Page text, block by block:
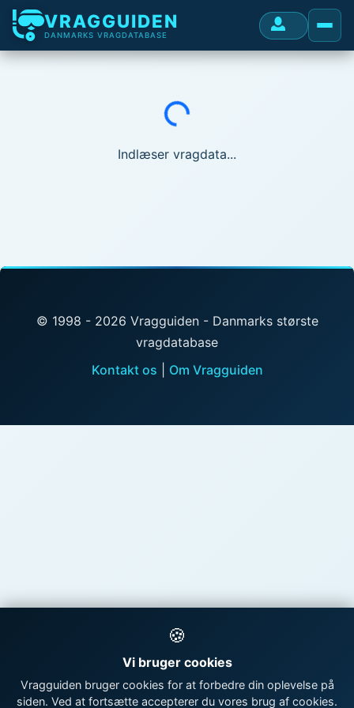
VRAGGUIDEN
DANMARKS VRAGDATABASE
Indlæser...
Indlæser vragdata...
© 1998 - 2026 Vragguiden - Danmarks største
vragdatabase
Kontakt os
Om Vragguiden
🍪
Vi bruger cookies
Vragguiden bruger cookies for at forbedre din oplevelse på
siden. Ved at fortsætte accepterer du vores brug af cookies.